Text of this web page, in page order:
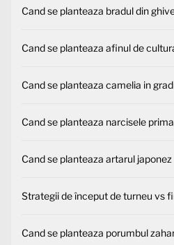
Cand se planteaza bradul din
Cand se planteaza afinul de
Cand se planteaza camelia in
Cand se planteaza narcisele
Cand se planteaza artarul japonez
Strategii de început de turneu vs
Cand se planteaza porumbul